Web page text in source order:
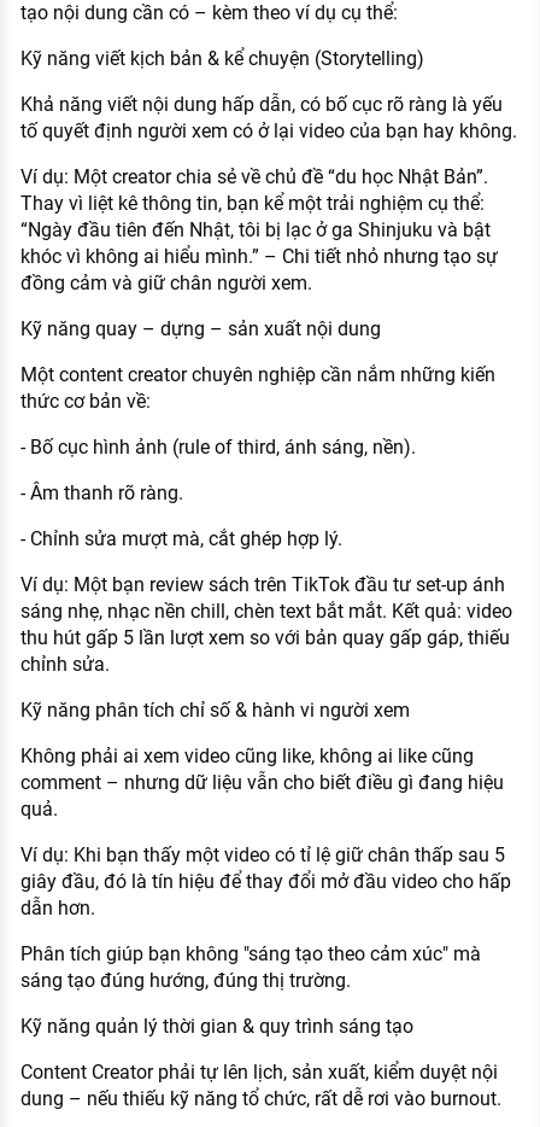
tạo nội dung cần có – kèm theo ví dụ cụ thể:
Kỹ năng viết kịch bản & kể chuyện (Storytelling)
Khả năng viết nội dung hấp dẫn, có bố cục rõ ràng là yếu
tố quyết định người xem có ở lại video của bạn hay không.
Ví dụ: Một creator chia sẻ về chủ đề “du học Nhật Bản”.
Thay vì liệt kê thông tin, bạn kể một trải nghiệm cụ thể:
“Ngày đầu tiên đến Nhật, tôi bị lạc ở ga Shinjuku và bật
khóc vì không ai hiểu mình.” – Chi tiết nhỏ nhưng tạo sự
đồng cảm và giữ chân người xem.
Kỹ năng quay – dựng – sản xuất nội dung
Một content creator chuyên nghiệp cần nắm những kiến
thức cơ bản về:
- Bố cục hình ảnh (rule of third, ánh sáng, nền).
- Âm thanh rõ ràng.
- Chỉnh sửa mượt mà, cắt ghép hợp lý.
Ví dụ: Một bạn review sách trên TikTok đầu tư set-up ánh
sáng nhẹ, nhạc nền chill, chèn text bắt mắt. Kết quả: video
thu hút gấp 5 lần lượt xem so với bản quay gấp gáp, thiếu
chỉnh sửa.
Kỹ năng phân tích chỉ số & hành vi người xem
Không phải ai xem video cũng like, không ai like cũng
comment – nhưng dữ liệu vẫn cho biết điều gì đang hiệu
quả.
Ví dụ: Khi bạn thấy một video có tỉ lệ giữ chân thấp sau 5
giây đầu, đó là tín hiệu để thay đổi mở đầu video cho hấp
dẫn hơn.
Phân tích giúp bạn không "sáng tạo theo cảm xúc" mà
sáng tạo đúng hướng, đúng thị trường.
Kỹ năng quản lý thời gian & quy trình sáng tạo
Content Creator phải tự lên lịch, sản xuất, kiểm duyệt nội
dung – nếu thiếu kỹ năng tổ chức, rất dễ rơi vào burnout.